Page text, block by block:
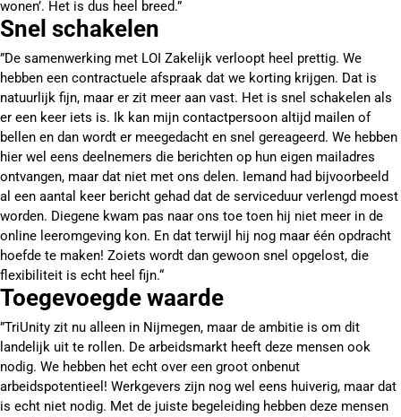
wonen’. Het is dus heel breed.”
Snel schakelen
”De samenwerking met LOI Zakelijk verloopt heel prettig. We
hebben een contractuele afspraak dat we korting krijgen. Dat is
natuurlijk fijn, maar er zit meer aan vast. Het is snel schakelen als
er een keer iets is. Ik kan mijn contactpersoon altijd mailen of
bellen en dan wordt er meegedacht en snel gereageerd. We hebben
hier wel eens deelnemers die berichten op hun eigen mailadres
ontvangen, maar dat niet met ons delen. Iemand had bijvoorbeeld
al een aantal keer bericht gehad dat de serviceduur verlengd moest
worden. Diegene kwam pas naar ons toe toen hij niet meer in de
online leeromgeving kon. En dat terwijl hij nog maar één opdracht
hoefde te maken! Zoiets wordt dan gewoon snel opgelost, die
flexibiliteit is echt heel fijn.“
Toegevoegde waarde
”TriUnity zit nu alleen in Nijmegen, maar de ambitie is om dit
landelijk uit te rollen. De arbeidsmarkt heeft deze mensen ook
nodig. We hebben het echt over een groot onbenut
arbeidspotentieel! Werkgevers zijn nog wel eens huiverig, maar dat
is echt niet nodig. Met de juiste begeleiding hebben deze mensen